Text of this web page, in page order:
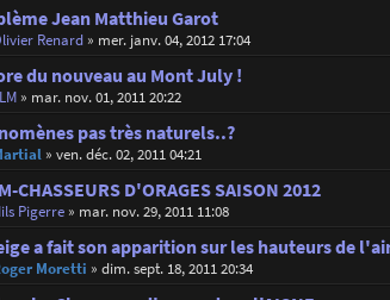
Jean Matthieu Garot
Renard» mer. janv. 04, 2012 17:04
du nouveau au Mont July !
» mar. nov. 01, 2011 20:22
pas très naturels..?
» ven. déc. 02, 2011 04:21
CHASSEURS D'ORAGES SAISON 2012
Pigerre» mar. nov. 29, 2011 11:08
a fait son apparition sur les hauteurs de
Moretti » dim. sept. 18, 2011 20:34